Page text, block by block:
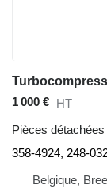
1 000 € HT
Pièces
358-4924, 248-
Belgique, Bree